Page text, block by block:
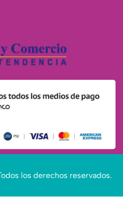
los derechos reservados.